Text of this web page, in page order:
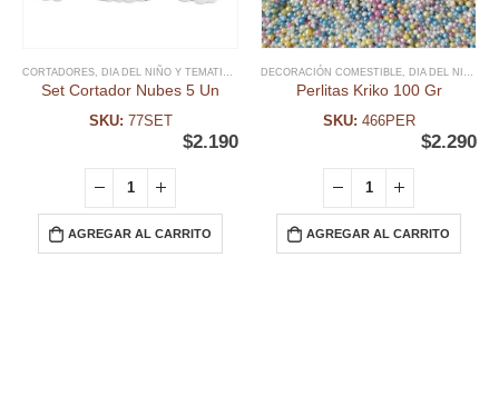
CORTADORES, DIA DEL NIÑO Y TEMATICAS FECHAS ESPECIALES ,GALLETA, RELIGIOSOS
Set Cortador Nubes 5 Un
SKU: 77SET
$2.190
AGREGAR AL CARRITO
DECORACIÓN COMESTIBLE, DIA DEL NIÑO Y TEMATICAS
Perlitas Kriko 100 Gr
SKU: 466PER
$2.290
AGREGAR AL CARRITO